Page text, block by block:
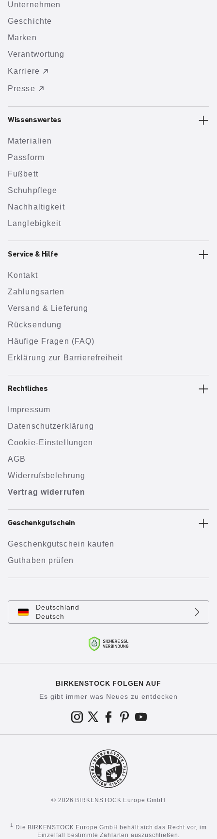
Unternehmen
Geschichte
Marken
Verantwortung
Karriere
Presse
Wissenswertes
Materialien
Passform
Fußbett
Schuhpflege
Nachhaltigkeit
Langlebigkeit
Service & Hilfe
Kontakt
Zahlungsarten
Versand & Lieferung
Rücksendung
Häufige Fragen (FAQ)
Erklärung zur Barrierefreiheit
Rechtliches
Impressum
Datenschutzerklärung
Cookie-Einstellungen
AGB
Widerrufsbelehrung
Vertrag widerrufen
Geschenkgutschein
Geschenkgutschein kaufen
Guthaben prüfen
Deutschland
Deutsch
BIRKENSTOCK FOLGEN AUF
Es gibt immer was Neues zu entdecken
© 2026 BIRKENSTOCK Europe GmbH
1
Die BIRKENSTOCK Europe GmbH behält sich das Recht vor, im
Einzelfall bestimmte Zahlarten auszuschließen.